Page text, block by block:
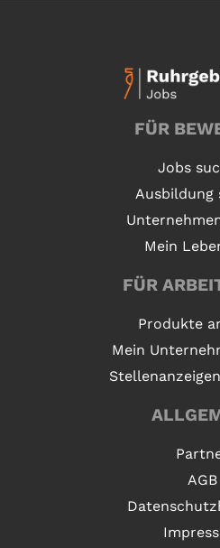
FÜR
Jobs
Ausbildung
Mein
FÜR
Produkte
Mein
AGB